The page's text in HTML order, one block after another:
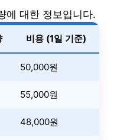
에 대한 정보입니다.
비용 (1일 기준)
50,000원
55,000원
48,000원